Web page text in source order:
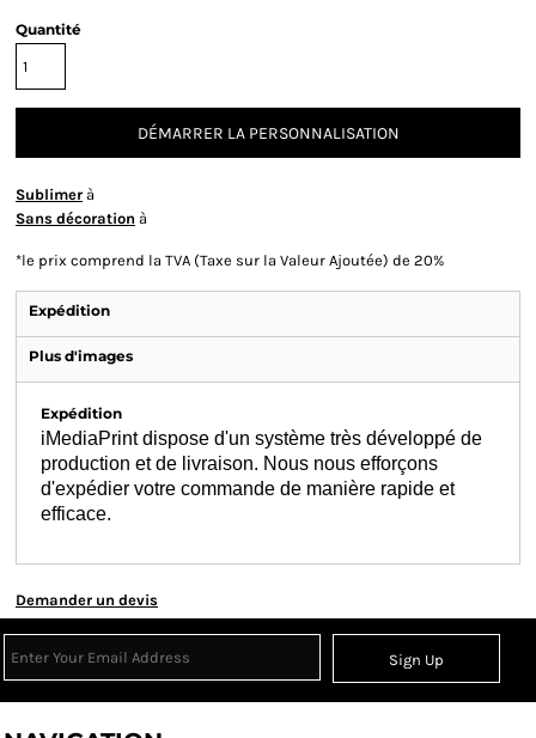
Quantité
DÉMARRER LA PERSONNALISATION
Sublimer à
Sans décoration à
*le prix comprend la TVA (Taxe sur la Valeur Ajoutée) de 20%
Expédition
Plus d'images
Expédition
iMediaPrint dispose d'un système très développé de
production et de livraison. Nous nous efforçons
d'expédier votre commande de manière rapide et
efficace.
Demander un devis
Sign Up